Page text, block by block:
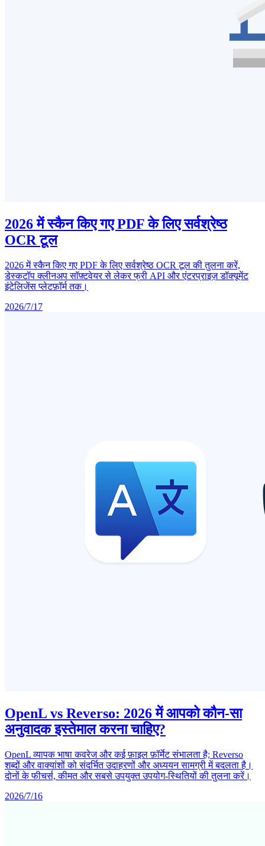
2026 में स्कैन किए गए PDF के लिए सर्वश्रेष्ठ
OCR टूल
2026 में स्कैन किए गए PDF के लिए सर्वश्रेष्ठ OCR टूल की तुलना करें,
डेस्कटॉप क्लीनअप सॉफ़्टवेयर से लेकर फ्री API और एंटरप्राइज़ डॉक्यूमेंट
इंटेलिजेंस प्लेटफ़ॉर्म तक।
2026/7/17
OpenL vs Reverso: 2026 में आपको कौन-सा
अनुवादक इस्तेमाल करना चाहिए?
OpenL व्यापक भाषा कवरेज और कई फ़ाइल फ़ॉर्मेट संभालता है; Reverso
शब्दों और वाक्यांशों को संदर्भित उदाहरणों और अध्ययन सामग्री में बदलता है।
दोनों के फीचर्स, कीमत और सबसे उपयुक्त उपयोग-स्थितियों की तुलना करें।
2026/7/16